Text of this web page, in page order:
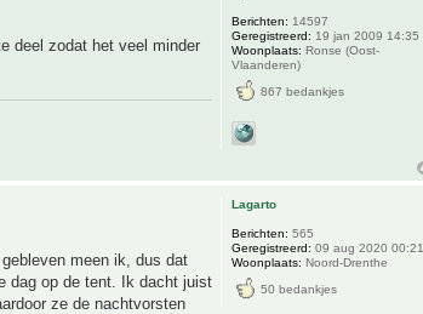
deel zodat het veel minder
Berichten: 14597
Geregistreerd: 19 jan 2009 14:35
Woonplaats: Ronse (Oost-
Vlaanderen)
867 bedankjes
meen ik, dus dat
dag op de tent. Ik dacht juist
ze de nachtvorsten
Lagarto
Berichten: 565
Geregistreerd: 09 aug 2020 00:21
Woonplaats: Noord-Drenthe
50 bedankjes